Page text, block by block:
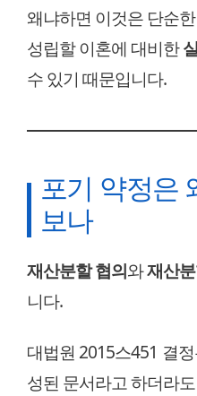
왜냐하면 이것은 단순
성립할 이혼에 대비한
수 있기 때문입니다.
포기 약정은
보나
재산분할 협의와재산
니다.
대법원 2015스451 결
성된 문서라고 하더라도